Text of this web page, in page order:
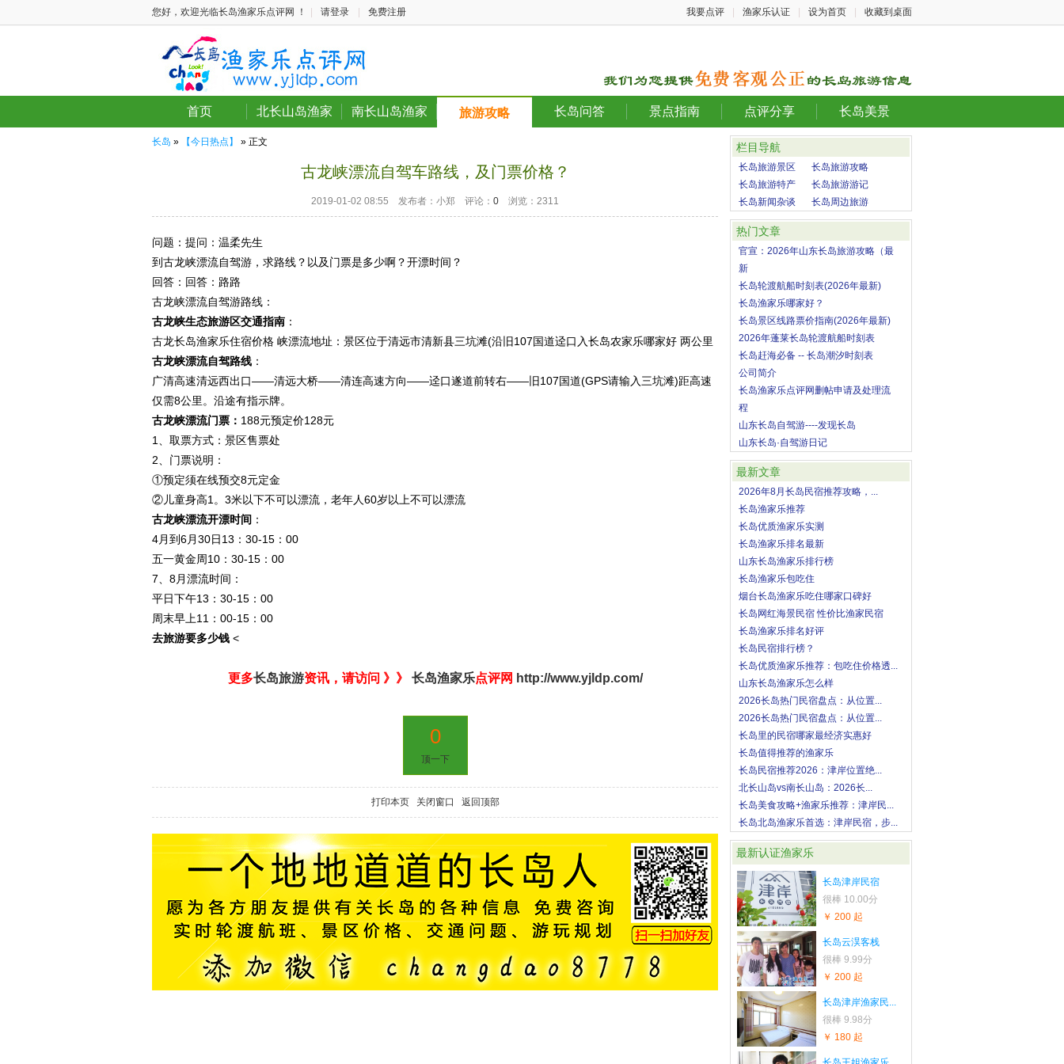
您好，欢迎光临长岛渔家乐点评网 ！ 请登录 免费注册 我要点评 渔家乐认证 设为首页 收藏到桌面
首页 北长山岛渔家 南长山岛渔家 旅游攻略 长岛问答 景点指南 点评分享 长岛美景
长岛 » 【今日热点】 » 正文
古龙峡漂流自驾车路线，及门票价格？
2019-01-02 08:55 发布者：小郑 评论： 0 浏览：2311
问题： 提问：温柔先生
到古龙峡漂流自驾游，求路线？以及门票是多少啊？开漂时间？
回答： 回答：路路
古龙峡漂流自驾游路线：
古龙峡生态旅游区交通指南 ：
古龙长岛渔家乐住宿价格 峡漂流地址：景区位于清远市清新县三坑滩(沿旧107国道迳口入长岛农家乐哪家好 两公里
古龙峡漂流自驾路线 ：
广清高速清远西出口——清远大桥——清连高速方向——迳口遂道前转右——旧107国道(GPS请输入三坑滩)距高速
仅需8公里。沿途有指示牌。
古龙峡漂流门票： 188元预定价128元
1、取票方式：景区售票处
2、门票说明：
①预定须在线预交8元定金
②儿童身高1。3米以下不可以漂流，老年人60岁以上不可以漂流
古龙峡漂流开漂时间 ：
4月到6月30日13：30-15：00
五一黄金周10：30-15：00
7、8月漂流时间：
平日下午13：30-15：00
周末早上11：00-15：00
去旅游要多少钱 <
更多长岛旅游资讯，请访问 》》 长岛渔家乐点评网 http://www.yjldp.com/
0
顶一下
打印本页 关闭窗口 返回顶部
栏目导航
长岛旅游景区
长岛旅游攻略
长岛旅游特产
长岛旅游游记
长岛新闻杂谈
长岛周边旅游
热门文章
官宣：2026年山东长岛旅游攻略（最
新
长岛轮渡航船时刻表(2026年最新)
长岛渔家乐哪家好？
长岛景区线路票价指南(2026年最新)
2026年蓬莱长岛轮渡航船时刻表
长岛赶海必备 -- 长岛潮汐时刻表
公司简介
长岛渔家乐点评网删帖申请及处理流
程
山东长岛自驾游----发现长岛
山东长岛·自驾游日记
最新文章
2026年8月长岛民宿推荐攻略，...
长岛渔家乐推荐
长岛优质渔家乐实测
长岛渔家乐排名最新
山东长岛渔家乐排行榜
长岛渔家乐包吃住
烟台长岛渔家乐吃住哪家口碑好
长岛网红海景民宿 性价比渔家民宿
长岛渔家乐排名好评
长岛民宿排行榜？
长岛优质渔家乐推荐：包吃住价格透...
山东长岛渔家乐怎么样
2026长岛热门民宿盘点：从位置...
2026长岛热门民宿盘点：从位置...
长岛里的民宿哪家最经济实惠好
长岛值得推荐的渔家乐
长岛民宿推荐2026：津岸位置绝...
北长山岛vs南长山岛：2026长...
长岛美食攻略+渔家乐推荐：津岸民...
长岛北岛渔家乐首选：津岸民宿，步...
最新认证渔家乐
长岛津岸民宿
很棒 10.00分
￥ 200 起
长岛云淏客栈
很棒 9.99分
￥ 200 起
长岛津岸渔家民...
很棒 9.98分
￥ 180 起